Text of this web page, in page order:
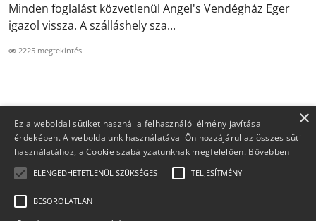
Minden foglalást közvetlenül Angel's Vendégház Eger
igazol vissza. A szálláshely sza...
2225 megtekintés
Copyright 2026 Foglaljma.hu - Minden jog fenntartva.
×
Ez a weboldal sütiket használ a felhasználói élmény javítása
érdekében. A weboldalunk használatával Ön hozzájárul az összes süti
használatához, a Cookie szabályzatunknak megfelelően. Bővebben
ELENGEDHETETLENÜL SZÜKSÉGES TELJESÍTMÉNY
BESOROLATLAN